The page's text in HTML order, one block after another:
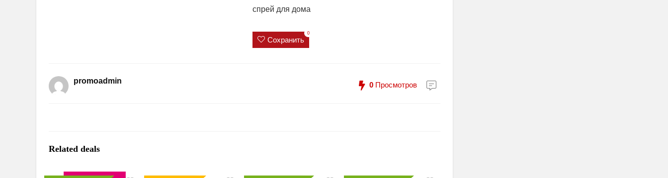
спрей для дома
Сохранить
0
promoadmin 0 Просмотров
Related deals